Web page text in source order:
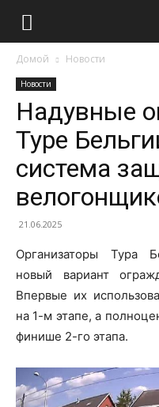
Домой Новости
Новости
Надувные
Туре
система
21.06.2025
Организаторы Тура
новый вариант
Впервые их
на 1-м этапе, а
финише 2-го этапа.